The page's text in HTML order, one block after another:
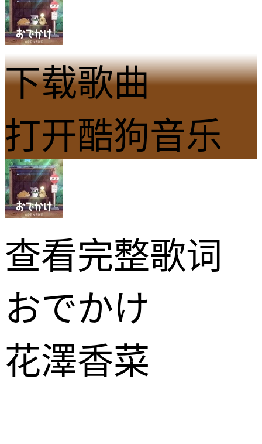
下载歌曲
打开酷狗音乐
查看完整歌词
おでかけ
花澤香菜